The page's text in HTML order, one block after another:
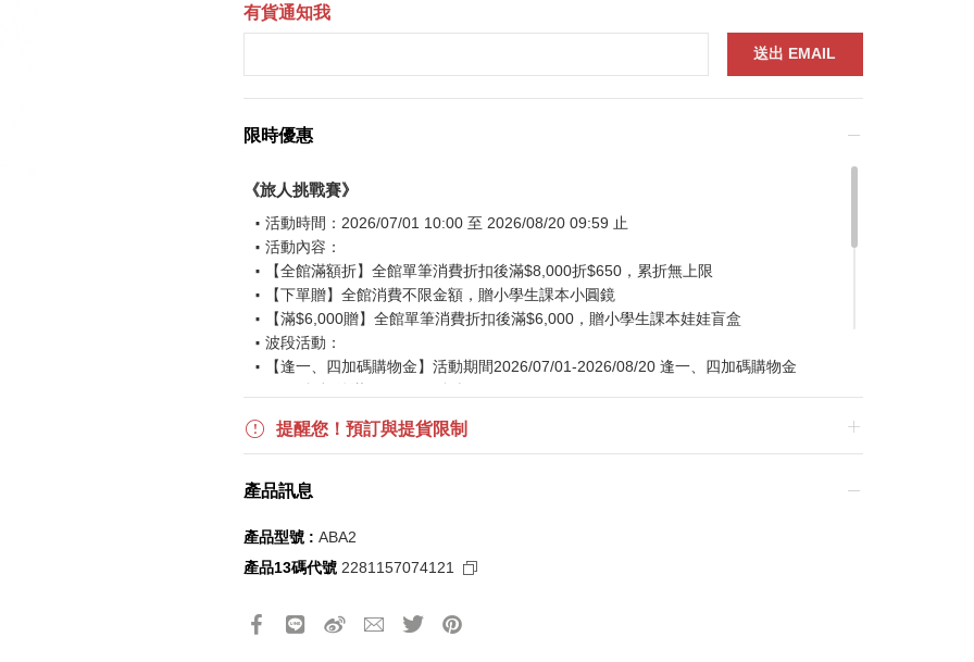
有貨通知我
限時優惠
《旅人挑戰賽》
活動時間：2026/07/01 10:00 至 2026/08/20 09:59 止
活動內容：
【全館滿額折】全館單筆消費折扣後滿$8,000折$650，累折無上限
【下單贈】全館消費不限金額，贈小學生課本小圓鏡
【滿$6,000贈】全館單筆消費折扣後滿$6,000，贈小學生課本娃娃盲盒
波段活動：
【逢一、四加碼購物金】活動期間2026/07/01-2026/08/20 逢一、四加碼購物金
活動詳情請參見
實際折扣金額以系統顯示為準
《網站活動限制說明》
提醒您！預訂與提貨限制
產品訊息
產品型號 : ABA2
產品13碼代號 2281157074121